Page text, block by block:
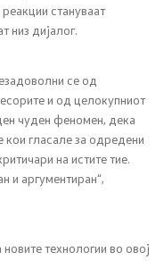
стануваат
низ дијалог.
се од
и од целокупниот
чуден феномен, дека
гласале за одредени
на истите тие.
и аргументиран“,
технологии во овој